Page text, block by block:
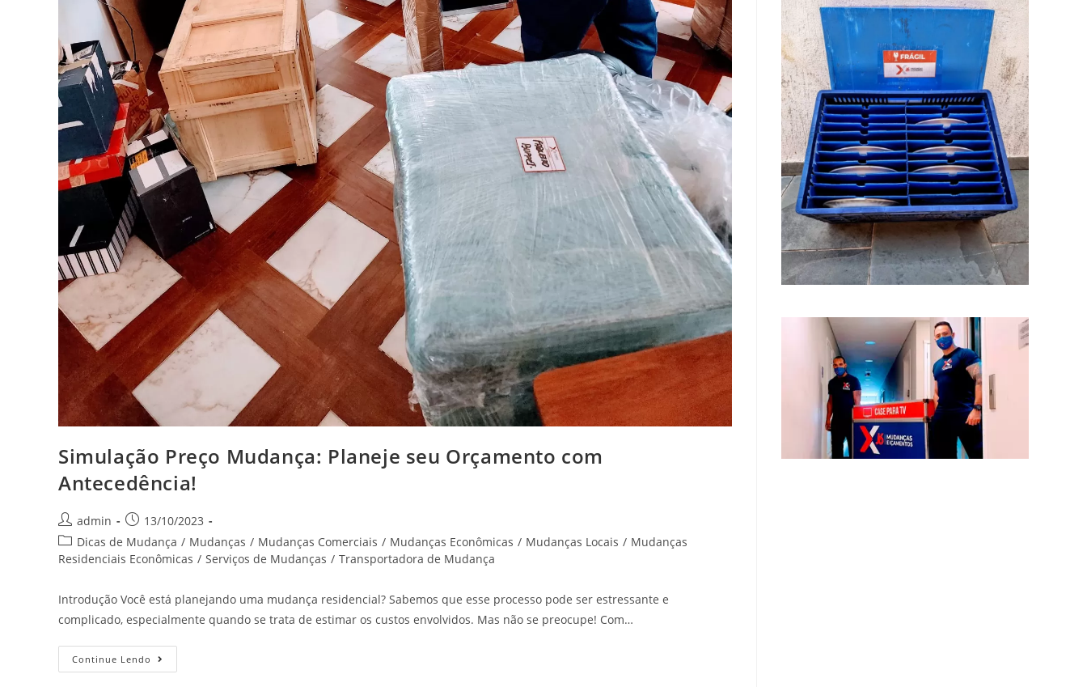
Simulação Preço Mudança: Planeje seu Orçamento com
Antecedência!
admin
13/10/2023
Dicas de Mudança / Mudanças / Mudanças Comerciais / Mudanças Econômicas / Mudanças Locais / Mudanças
Residenciais Econômicas / Serviços de Mudanças / Transportadora de Mudança
Introdução Você está planejando uma mudança residencial? Sabemos que esse processo pode ser estressante e
complicado, especialmente quando se trata de estimar os custos envolvidos. Mas não se preocupe! Com…
Continue Lendo